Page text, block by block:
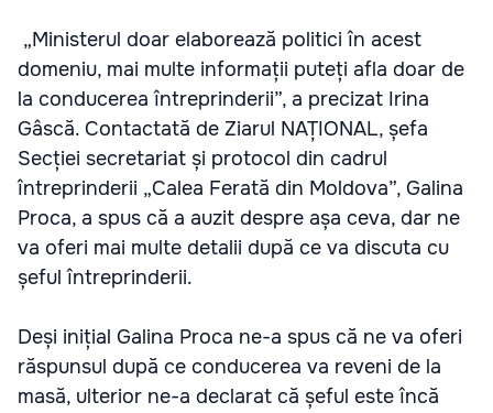
„Ministerul doar elaborează politici în acest
domeniu, mai multe informații puteți afla doar de
la conducerea întreprinderii”, a precizat Irina
Gâscă. Contactată de Ziarul NAȚIONAL, șefa
Secției secretariat și protocol din cadrul
întreprinderii „Calea Ferată din Moldova”, Galina
Proca, a spus că a auzit despre așa ceva, dar ne
va oferi mai multe detalii după ce va discuta cu
șeful întreprinderii.
Deși inițial Galina Proca ne-a spus că ne va oferi
răspunsul după ce conducerea va reveni de la
masă, ulterior ne-a declarat că șeful este încă